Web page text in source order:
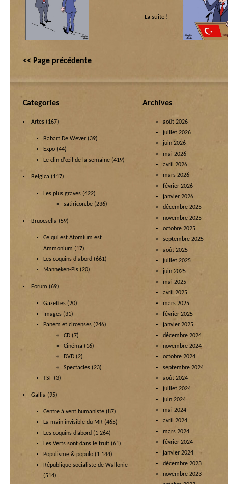
Politique internationale
La suite !
<< Page précédente
Categories
Artes (167)
Babart De Wever (39)
Expo (44)
Le clin d'œil de la semaine (419)
Belgica (117)
Les plus graves (422)
satiricon.be (236)
Bruocsella (59)
Ce qui est Atomium est
Ammonium (17)
Les coquins d'abord (661)
Manneken-Pis (20)
Forum (69)
Gazettes (20)
Images (31)
Panem et circenses (246)
CD (7)
Cinéma (16)
DVD (2)
Spectacles (23)
TSF (3)
Gallia (95)
Centre à vent humaniste (87)
La main invisible du MR (465)
Les coquins d’abord (1 264)
Les Verts sont dans le fruit (61)
Populisme & populo (1 144)
République socialiste de Wallonie
(514)
Archives
août 2026
juillet 2026
juin 2026
mai 2026
avril 2026
mars 2026
février 2026
janvier 2026
décembre 2025
novembre 2025
octobre 2025
septembre 2025
août 2025
juillet 2025
juin 2025
mai 2025
avril 2025
mars 2025
février 2025
janvier 2025
décembre 2024
novembre 2024
octobre 2024
septembre 2024
août 2024
juillet 2024
juin 2024
mai 2024
avril 2024
mars 2024
février 2024
janvier 2024
décembre 2023
novembre 2023